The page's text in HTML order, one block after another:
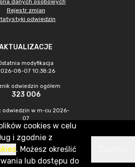
danych osobowych
Rejestr zmian
odwiedzin
modyfikacja
08-07 10:38:26
odwiedzin ogółem
323 006
odwiedzin w m-cu 2026-
07
622
cookies w celu
i zgodnie z
. Możesz określić
lub dostępu do